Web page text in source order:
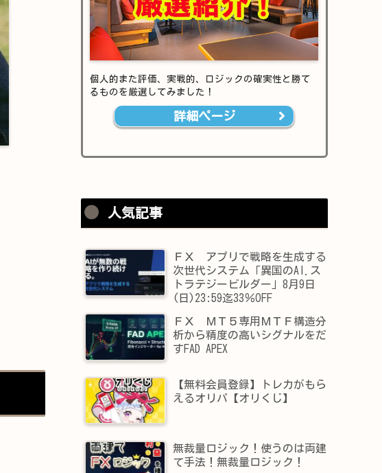
個人的また評価、実戦的、ロジックの確実性と勝て
るものを厳選してみました！
詳細ページ
人気記事
ＦＸ アプリで戦略を生成する
次世代システム「異国のAI.ス
トラテジービルダー」8月9日
(日)23:59迄33％OFF
ＦＸ ＭＴ５専用ＭＴＦ構造分
析から精度の高いシグナルをだ
すFAD APEX
【無料会員登録】トレカがもら
えるオリパ【オリくじ】
無裁量ロジック！使うのは両建
て手法！無裁量ロジック！